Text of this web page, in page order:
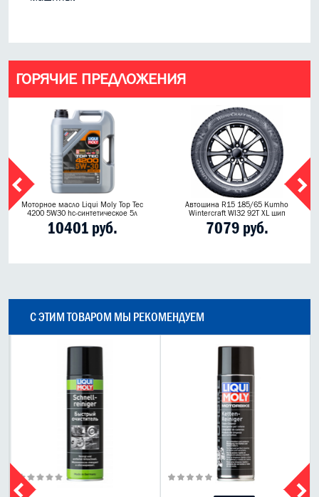
ГОРЯЧИЕ ПРЕДЛОЖЕНИЯ
Моторное масло Liqui Moly Top Tec
4200 5W30 hc-синтетическое 5л
10401 руб.
Автошина R15 185/65 Kumho
Wintercraft WI32 92T XL шип
7079 руб.
С ЭТИМ ТОВАРОМ МЫ РЕКОМЕНДУЕМ